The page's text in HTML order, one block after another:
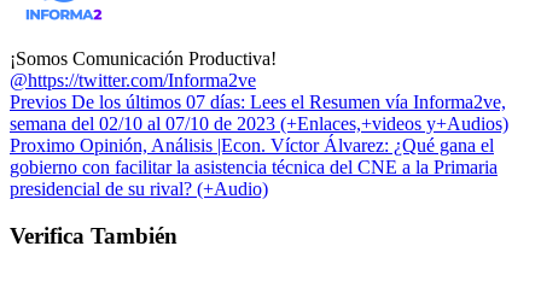
¡Somos Comunicación Productiva!
@https://twitter.com/Informa2ve
Previos De los últimos 07 días: Lees el Resumen vía Informa2ve,
semana del 02/10 al 07/10 de 2023 (+Enlaces,+videos y+Audios)
Proximo Opinión, Análisis |Econ. Víctor Álvarez: ¿Qué gana el
gobierno con facilitar la asistencia técnica del CNE a la Primaria
presidencial de su rival? (+Audio)
Verifica También